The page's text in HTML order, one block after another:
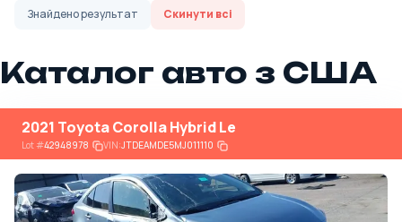
Знайденорезультат Скинути всі
Каталог авто з США
2021 Toyota Corolla Hybrid Le
Lot#42948978 VIN:JTDEAMDE5MJ011110